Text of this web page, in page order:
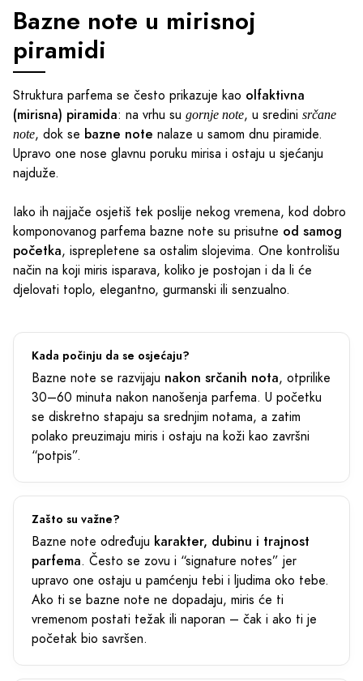
Bazne note u mirisnoj
piramidi
Struktura parfema se često prikazuje kao olfaktivna
(mirisna) piramida: na vrhu su gornje note, u sredini srčane
note, dok se bazne note nalaze u samom dnu piramide.
Upravo one nose glavnu poruku mirisa i ostaju u sjećanju
najduže.
Iako ih najjače osjetiš tek poslije nekog vremena, kod dobro
komponovanog parfema bazne note su prisutne od samog
početka, isprepletene sa ostalim slojevima. One kontrolišu
način na koji miris isparava, koliko je postojan i da li će
djelovati toplo, elegantno, gurmanski ili senzualno.
Kada počinju da se osjećaju?
Bazne note se razvijaju nakon srčanih nota, otprilike
30–60 minuta nakon nanošenja parfema. U početku
se diskretno stapaju sa srednjim notama, a zatim
polako preuzimaju miris i ostaju na koži kao završni
“potpis”.
Zašto su važne?
Bazne note određuju karakter, dubinu i trajnost
parfema. Često se zovu i “signature notes” jer
upravo one ostaju u pamćenju tebi i ljudima oko tebe.
Ako ti se bazne note ne dopadaju, miris će ti
vremenom postati težak ili naporan – čak i ako ti je
početak bio savršen.